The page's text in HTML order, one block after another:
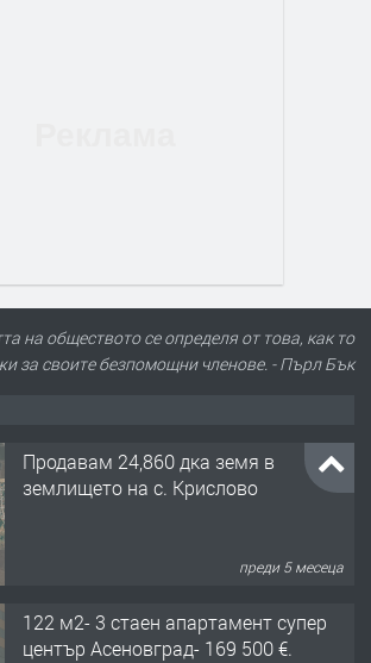
на обществото се определя от това, как то
за своите безпомощни членове. - Пърл Бък
Продавам 24,860 дка земя в
землището на с. Крислово
преди 5 месеца
122 м2- 3 стаен апартамент супер
център Асеновград- 169 500 €.